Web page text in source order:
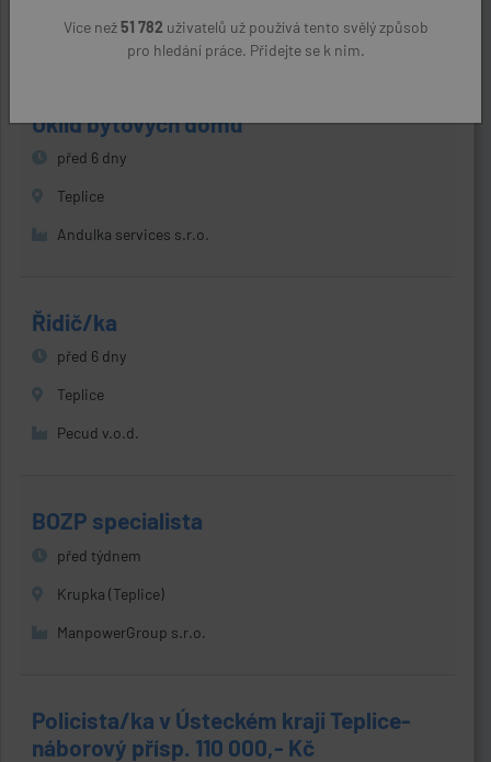
162 - 226 Kč
Úklid bytových domů
před 6 dny
Teplice
Andulka services s.r.o.
Řidič/ka
před 6 dny
Teplice
Pecud v.o.d.
BOZP specialista
před týdnem
Krupka (Teplice)
ManpowerGroup s.r.o.
Policista/ka v Ústeckém kraji Teplice-
náborový přísp. 110 000,- Kč
Více než51 782 uživatelů už používá tento svělý způsob
pro hledání práce. Přidejte se k nim.